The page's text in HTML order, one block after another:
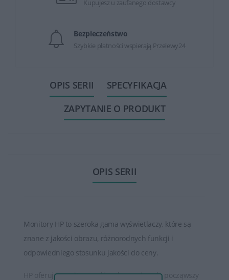
Kupujesz u zaufanego dostawcy
Bezpieczeństwo
Szybkie płatności wspierają Przelewy24
OPIS SERII
SPECYFIKACJA
ZAPYTANIE O PRODUKT
OPIS SERII
Monitory HP to szeroka gama wyświetlaczy, które są
znane z jakości obrazu, różnorodnych funkcji i
odpowiedniego stosunku jakości do ceny.
HP oferuje monitory o różnych rozmiarach, począwszy